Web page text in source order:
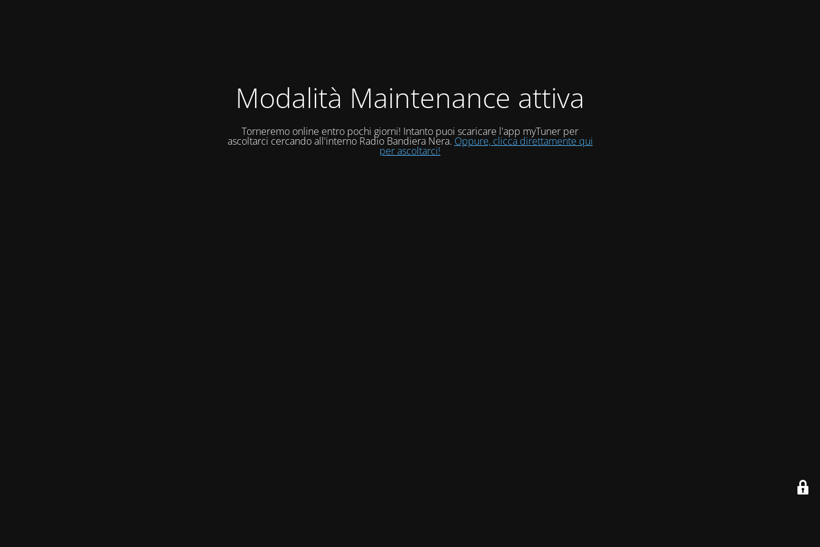
Modalità Maintenance attiva
Torneremo online entro pochi giorni! Intanto puoi scaricare l'app myTuner per
ascoltarci cercando all'interno Radio Bandiera Nera. Oppure, clicca direttamente qui
per ascoltarci!